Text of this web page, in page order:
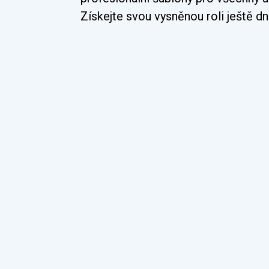
Získejte svou vysněnou roli ještě